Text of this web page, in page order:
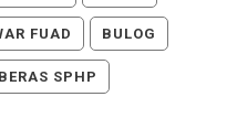
FUAD BULOG
BERAS SPHP